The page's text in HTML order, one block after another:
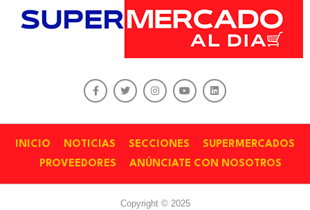
INICIO NOTICIAS SECCIONES
SUPERMERCADOS
PROVEEDORES
ANÚNCIATE CON NOSOTROS
Copyright © 2025